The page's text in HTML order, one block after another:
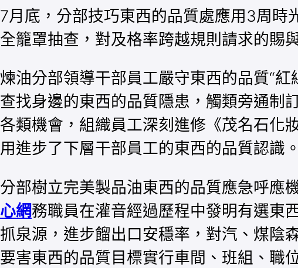
7月底，分部技巧東西的品質處應用3周時
全籠罩抽查，對及格率跨越規則請求的賜
煉油分部領導干部員工嚴守東西的品質“
查找身邊的東西的品質隱患，觸類旁通制
各類機會，組織員工深刻進修《茂名石化
用進步了下層干部員工的東西的品質認識。
分部樹立完美製品油東西的品質應急呼應
心網務職員在灌音經過歷程中發明有選東
抓泉源，進步餾出口安穩率，對汽、煤陰
要害東西的品質目標實行車間、班組、職